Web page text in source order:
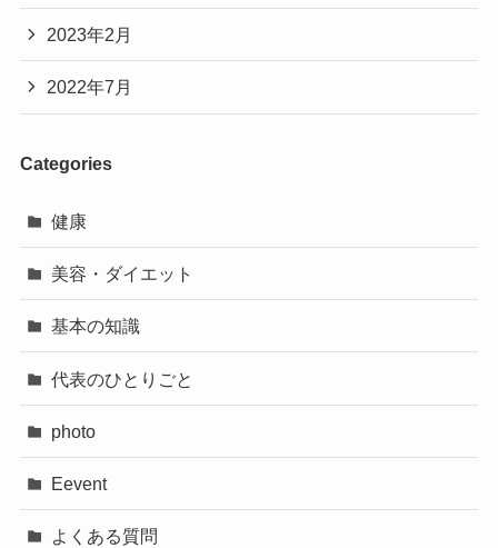
2023年2月
2022年7月
Categories
健康
美容・ダイエット
基本の知識
代表のひとりごと
photo
Eevent
よくある質問